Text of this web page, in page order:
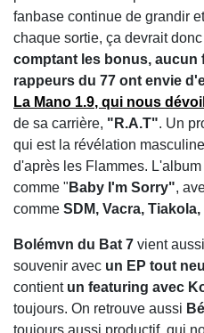
fanbase continue de grandir
chaque sortie, ça devrait
comptant les bonus, aucun
rappeurs du 77 ont envie
La Mano 1.9, qui nous
de sa carrière, "R.A.T". Un
qui est la révélation
d'après les Flammes.
comme " Baby I'm Sorry",
comme SDM, Vacra,
Bolémvn du Bat 7 vient
souvenir avec un EP tout
contient un featuring avec
toujours. On retrouve aussi